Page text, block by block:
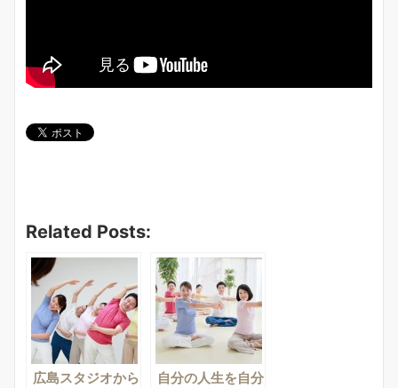
Related Posts:
広島スタジオから
自分の人生を自分